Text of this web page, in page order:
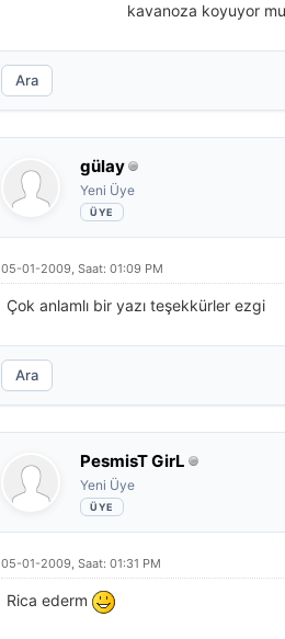
kavanoza koyuyor
Ara
gülay
Yeni Üye
05-01-2009, Saat: 01:09 PM
Çok anlamlı bir yazı teşekkürler ezgi
Ara
PesmisT GirL
Yeni Üye
05-01-2009, Saat: 01:31 PM
Rica ederm